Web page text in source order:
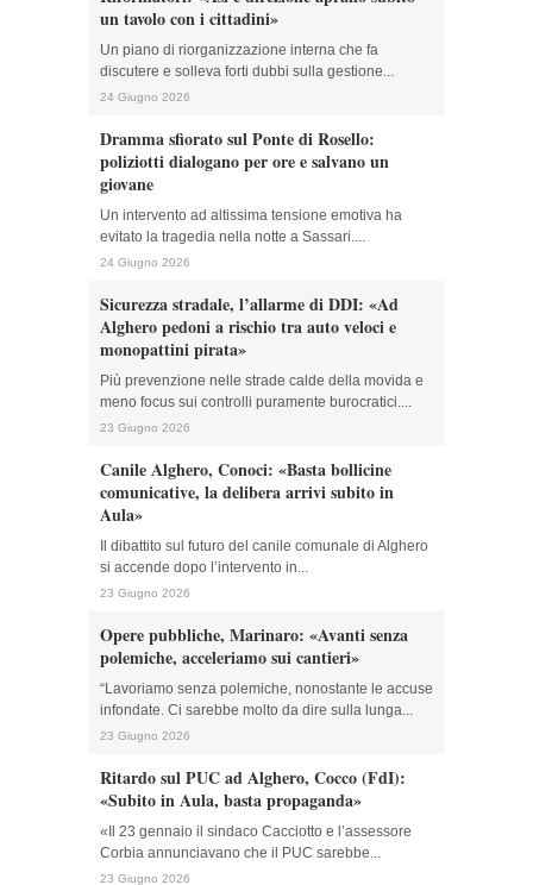
un tavolo con i cittadini»
Un piano di riorganizzazione interna che fa
discutere e solleva forti dubbi sulla gestione...
24 Giugno 2026
Dramma sfiorato sul Ponte di Rosello:
poliziotti dialogano per ore e salvano un
giovane
Un intervento ad altissima tensione emotiva ha
evitato la tragedia nella notte a Sassari....
24 Giugno 2026
Sicurezza stradale, l’allarme di DDI: «Ad
Alghero pedoni a rischio tra auto veloci e
monopattini pirata»
Più prevenzione nelle strade calde della movida e
meno focus sui controlli puramente burocratici....
23 Giugno 2026
Canile Alghero, Conoci: «Basta bollicine
comunicative, la delibera arrivi subito in
Aula»
Il dibattito sul futuro del canile comunale di Alghero
si accende dopo l’intervento in...
23 Giugno 2026
Opere pubbliche, Marinaro: «Avanti senza
polemiche, acceleriamo sui cantieri»
“Lavoriamo senza polemiche, nonostante le accuse
infondate. Ci sarebbe molto da dire sulla lunga...
23 Giugno 2026
Ritardo sul PUC ad Alghero, Cocco (FdI):
«Subito in Aula, basta propaganda»
«Il 23 gennaio il sindaco Cacciotto e l’assessore
Corbia annunciavano che il PUC sarebbe...
23 Giugno 2026